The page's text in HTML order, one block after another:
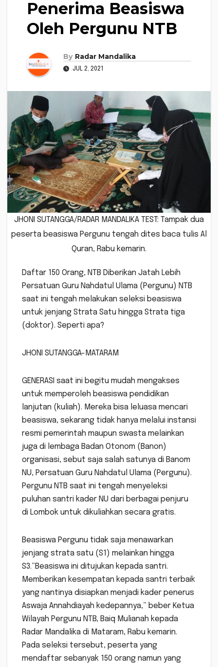
Penerima Beasiswa
Oleh Pergunu NTB
By Radar Mandalika
JUL 2, 2021
JHONI SUTANGGA/RADAR MANDALIKA TEST: Tampak dua
peserta beasiswa Pergunu tengah dites baca tulis Al
Quran, Rabu kemarin.
Daftar 150 Orang, NTB Diberikan Jatah Lebih
Persatuan Guru Nahdatul Ulama (Pergunu) NTB
saat ini tengah melakukan seleksi beasiswa
untuk jenjang Strata Satu hingga Strata tiga
(doktor). Seperti apa?
JHONI SUTANGGA-MATARAM
GENERASI saat ini begitu mudah mengakses
untuk memperoleh beasiswa pendidikan
lanjutan (kuliah). Mereka bisa leluasa mencari
beasiswa, sekarang tidak hanya melalui instansi
resmi pemerintah maupun swasta melainkan
juga di lembaga Badan Otonom (Banon)
organisasi, sebut saja salah satunya di Banom
NU, Persatuan Guru Nahdatul Ulama (Pergunu).
Pergunu NTB saat ini tengah menyeleksi
puluhan santri kader NU dari berbagai penjuru
di Lombok untuk dikuliahkan secara gratis.
Beasiswa Pergunu tidak saja menawarkan
jenjang strata satu (S1) melainkan hingga
S3.”Beasiswa ini ditujukan kepada santri.
Memberikan kesempatan kepada santri terbaik
yang nantinya disiapkan menjadi kader penerus
Aswaja Annahdiayah kedepannya,” beber Ketua
Wilayah Pergunu NTB, Baiq Mulianah kepada
Radar Mandalika di Mataram, Rabu kemarin.
Pada seleksi tersebut, peserta yang
mendaftar sebanyak 150 orang namun yang